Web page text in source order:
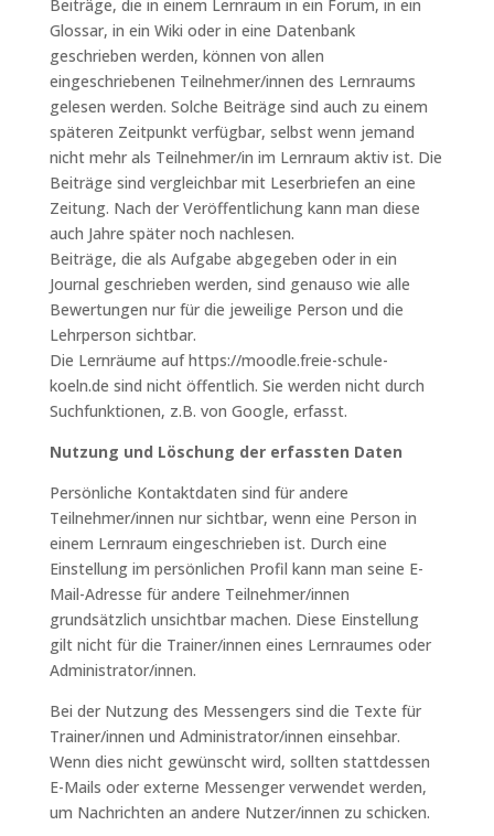
Beiträge, die in einem Lernraum in ein Forum, in ein
Glossar, in ein Wiki oder in eine Datenbank
geschrieben werden, können von allen
eingeschriebenen Teilnehmer/innen des Lernraums
gelesen werden. Solche Beiträge sind auch zu einem
späteren Zeitpunkt verfügbar, selbst wenn jemand
nicht mehr als Teilnehmer/in im Lernraum aktiv ist. Die
Beiträge sind vergleichbar mit Leserbriefen an eine
Zeitung. Nach der Veröffentlichung kann man diese
auch Jahre später noch nachlesen.
Beiträge, die als Aufgabe abgegeben oder in ein
Journal geschrieben werden, sind genauso wie alle
Bewertungen nur für die jeweilige Person und die
Lehrperson sichtbar.
Die Lernräume auf https://moodle.freie-schule-
koeln.de sind nicht öffentlich. Sie werden nicht durch
Suchfunktionen, z.B. von Google, erfasst.
Nutzung und Löschung der erfassten Daten
Persönliche Kontaktdaten sind für andere
Teilnehmer/innen nur sichtbar, wenn eine Person in
einem Lernraum eingeschrieben ist. Durch eine
Einstellung im persönlichen Profil kann man seine E-
Mail-Adresse für andere Teilnehmer/innen
grundsätzlich unsichtbar machen. Diese Einstellung
gilt nicht für die Trainer/innen eines Lernraumes oder
Administrator/innen.
Bei der Nutzung des Messengers sind die Texte für
Trainer/innen und Administrator/innen einsehbar.
Wenn dies nicht gewünscht wird, sollten stattdessen
E-Mails oder externe Messenger verwendet werden,
um Nachrichten an andere Nutzer/innen zu schicken.